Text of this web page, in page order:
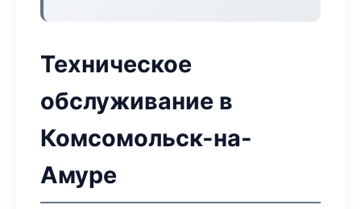
Техническое
обслуживание в
Комсомольск-на-
Амуре